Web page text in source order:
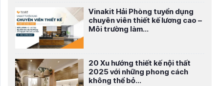
Vinakit Hải Phòng tuyển dụng
chuyên viên thiết kế lương cao –
Môi trường làm...
20 Xu hướng thiết kế nội thất
2025 với những phong cách
không thể bỏ...